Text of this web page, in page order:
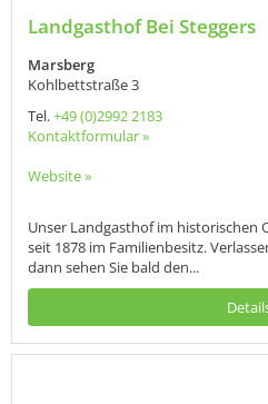
Landgasthof Bei Steggers
Marsberg
Kohlbettstraße 3
Tel.+49 (0)2992 2183
Kontaktformular »
Website »
Unser Landgasthof im historischen
seit 1878 im Familienbesitz.
dann sehen Sie bald den...